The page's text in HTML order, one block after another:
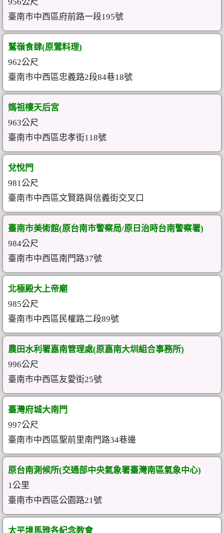
臺南市中西區府前路一段195號
鷲嶺食肆(原鶯料理)
962公尺
臺南市中西區忠義路2段84巷18號
媽祖樓天后宮
963公尺
臺南市中西區忠孝街118號
兌悅門
981公尺
臺南市中西區文賢路與信義街交叉口
臺南市美術館(原台南市警察局/原日治時台南警察署)
984公尺
臺南市中西區南門路37號
北極殿大上帝廟
985公尺
臺南市中西區民權路二段89號
農田水利署嘉南管理處(原嘉南大圳組合事務所)
996公尺
臺南市中西區友愛街25號
臺灣府城大南門
997公尺
臺南市中西區聖前里南門路34巷邊
原台南測候所(交通部中央氣象署臺灣南區氣象中心)
1公里
臺南市中西區公園路21號
太平境馬雅各紀念教會